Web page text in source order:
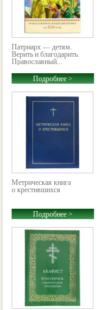
Патриарх — детям.
Верить и благодарить.
Православный...
Подробнее >
Метрическая книга
о крестившихся
Подробнее >